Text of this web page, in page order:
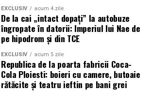
EXCLUSIV acum 4 zile
De la cai „intact dopați” la autobuze
îngropate în datorii: Imperiul lui Nae de
pe hipodrom și din TCE
EXCLUSIV acum 5 zile
Republica de la poarta fabricii Coca-
Cola Ploiesti: boieri cu camere, butoaie
rătăcite și teatru ieftin pe bani grei